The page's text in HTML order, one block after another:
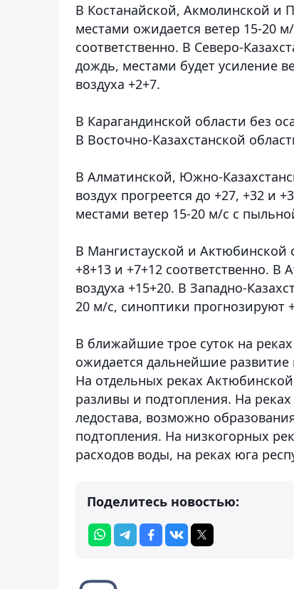
В Костанайской, Акмолинской и
местами ожидается ветер 15-20
соответственно. В Северо-
дождь, местами будет усиление
воздуха +2+7.
В Карагандинской области без
В Восточно-Казахстанской
В Алматинской, Южно-
воздух прогреется до +27, +32 и
местами ветер 15-20 м/с с
В Мангистауской и Актюбинской
+8+13 и +7+12 соответственно. В
воздуха +15+20. В Западно-
20 м/с, синоптики прогнозируют
В ближайшие трое суток на
ожидается дальнейшие
На отдельных реках
разливы и подтопления. На
ледостава, возможно
подтопления. На низкогорных
расходов воды, на реках юга
Поделитесь новостью: